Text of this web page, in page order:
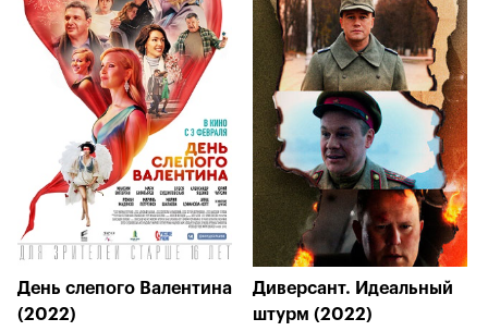
День слепого Валентина
(2022)
Диверсант. Идеальный
штурм (2022)